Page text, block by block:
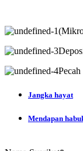
Jangka hayat
Mendapan